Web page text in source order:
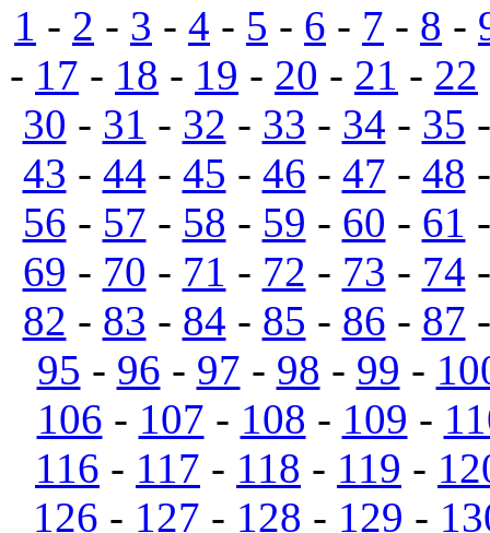
1 - 2 - 3 - 4 - 5 - 6 - 7 - 8 -
- 17 - 18 - 19 - 20 - 21 - 22
30 - 31 - 32 - 33 - 34 - 35
43 - 44 - 45 - 46 - 47 - 48
56 - 57 - 58 - 59 - 60 - 61
69 - 70 - 71 - 72 - 73 - 74
82 - 83 - 84 - 85 - 86 - 87
95 - 96 - 97 - 98 - 99 -
106 - 107 - 108 - 109 -
116 - 117 - 118 - 119 -
126 - 127 - 128 - 129 -